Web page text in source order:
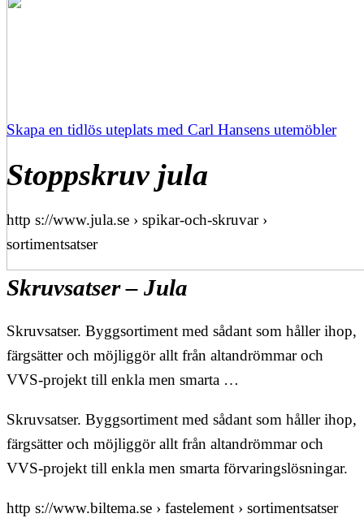
Skapa en tidlös uteplats med Carl Hansens utemöbler
Stoppskruv jula
http s://www.jula.se › spikar-och-skruvar ›
sortimentsatser
Skruvsatser – Jula
Skruvsatser. Byggsortiment med sådant som håller ihop,
färgsätter och möjliggör allt från altandrömmar och
VVS-projekt till enkla men smarta …
Skruvsatser. Byggsortiment med sådant som håller ihop,
färgsätter och möjliggör allt från altandrömmar och
VVS-projekt till enkla men smarta förvaringslösningar.
http s://www.biltema.se › fastelement › sortimentsatser